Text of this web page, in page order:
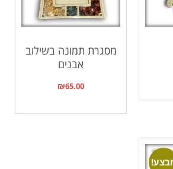
מסגרת תמונה בשילוב
אבנים
₪65.00